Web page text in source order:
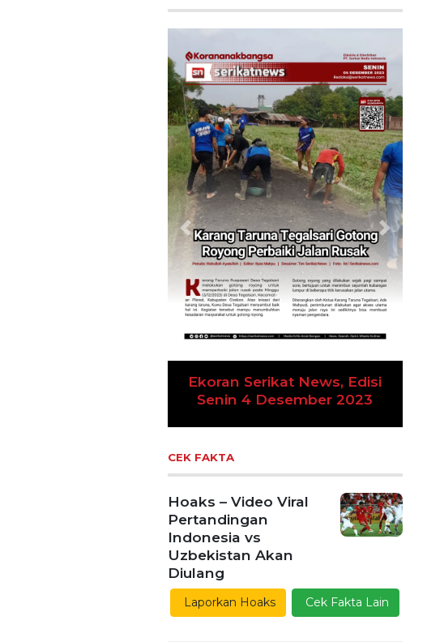
Ekoran Serikat News, Edisi
Kamis 9 November 2023
Previous Next
CEK FAKTA
Hoaks – Video Viral
Pertandingan
Indonesia vs
Uzbekistan Akan
Diulang
Laporkan Hoaks Cek Fakta Lain